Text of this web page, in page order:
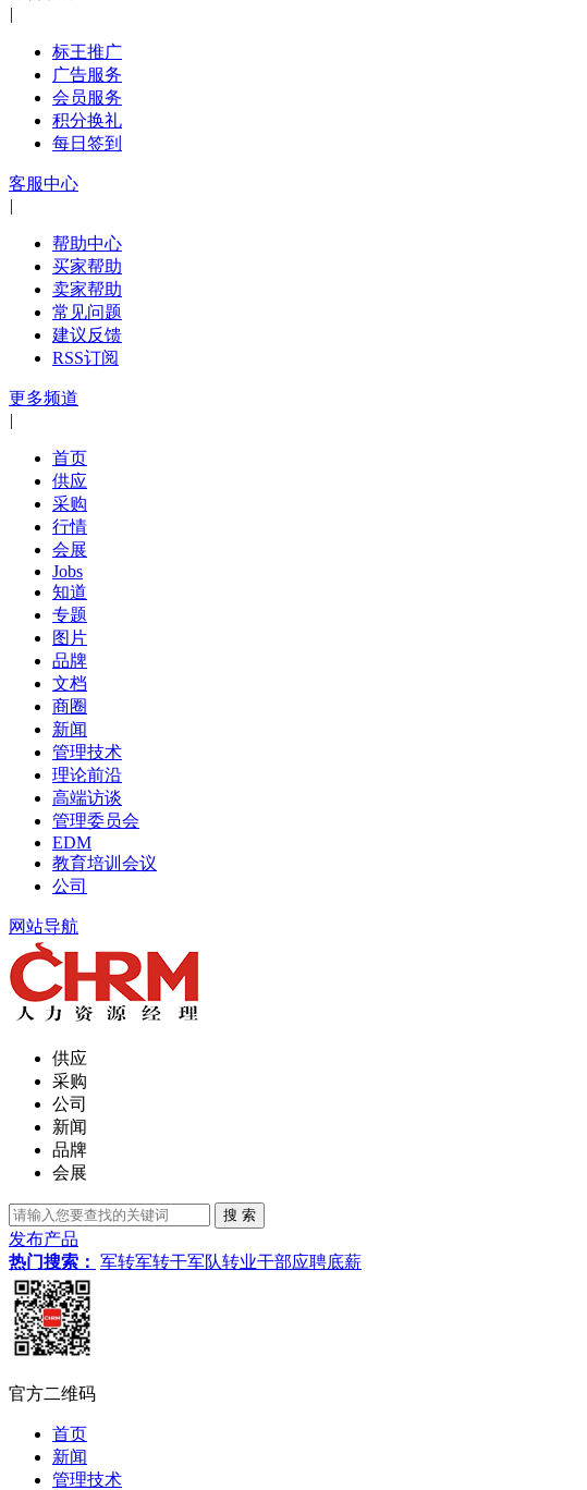
|
标王推广
广告服务
会员服务
积分换礼
每日签到
客服中心
|
帮助中心
买家帮助
卖家帮助
常见问题
建议反馈
RSS订阅
更多频道
|
首页
供应
采购
行情
会展
Jobs
知道
专题
图片
品牌
文档
商圈
新闻
管理技术
理论前沿
高端访谈
管理委员会
EDM
教育培训会议
公司
网站导航
供应
采购
公司
新闻
品牌
会展
发布产品
热门搜索： 军转军转干军队转业干部应聘底薪
官方二维码
首页
新闻
管理技术